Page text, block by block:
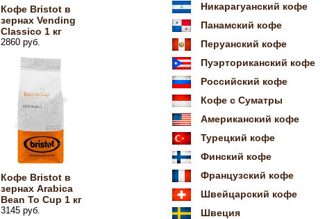
Кофе Bristot в
зернах Vending
Classico 1 кг
2860 руб.
Кофе Bristot в
зернах Arabica
Bean To Cup 1 кг
3145 руб.
Никарагуанский кофе
Панамский кофе
Перуанский кофе
Пуэрториканский кофе
Российский кофе
Кофе с Суматры
Американский кофе
Турецкий кофе
Финский кофе
Французский кофе
Швейцарский кофе
Швеция